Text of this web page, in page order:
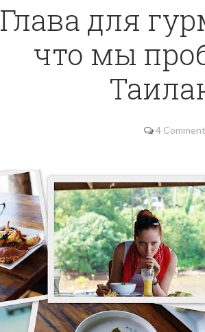
Глава для
что мы
4